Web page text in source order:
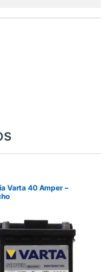
Varta 40 Amper –